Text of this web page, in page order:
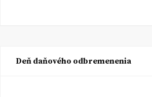
Deň daňového odbremenenia